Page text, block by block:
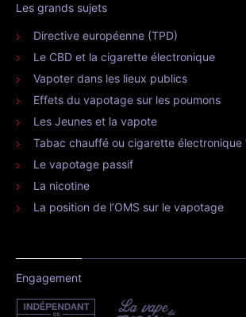
Les grands sujets
Directive européenne (TPD)
Le CBD et la cigarette électronique
Vapoter dans les lieux publics
Effets du vapotage sur les poumons
Les Jeunes et la vapote
Tabac chauffé ou cigarette électronique
Le vapotage passif
La nicotine
La position de l’OMS sur le vapotage
Engagement